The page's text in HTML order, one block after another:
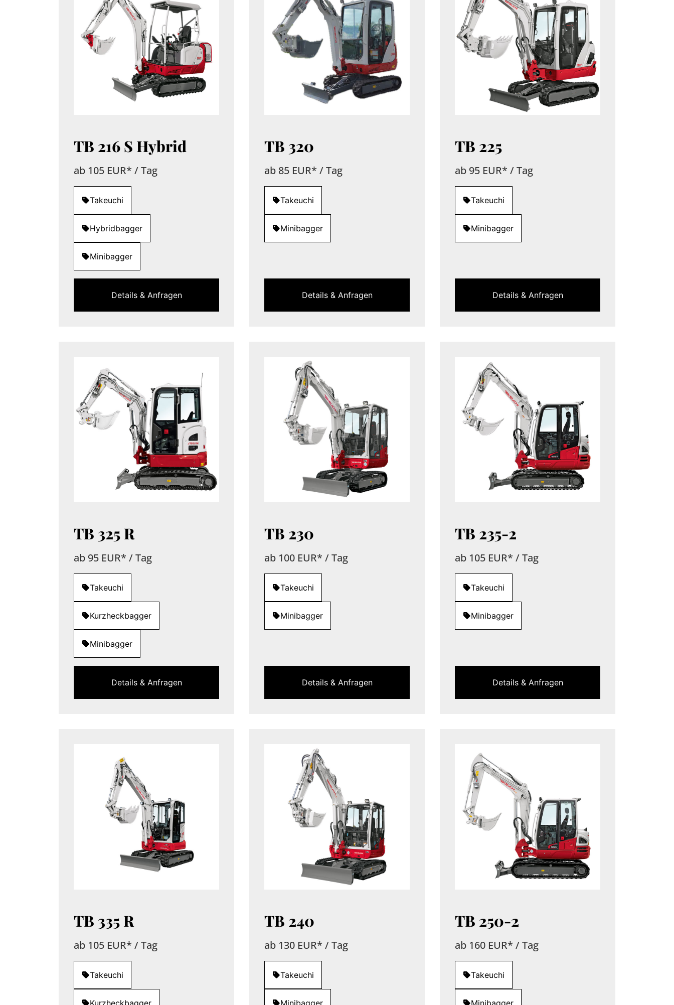
TB 216 S Hybrid
ab 105 EUR* / Tag
Takeuchi
Hybridbagger
Minibagger
Details & Anfragen
TB 320
ab 85 EUR* / Tag
Takeuchi
Minibagger
Details & Anfragen
TB 225
ab 95 EUR* / Tag
Takeuchi
Minibagger
Details & Anfragen
TB 325 R
ab 95 EUR* / Tag
Takeuchi
Kurzheckbagger
Minibagger
Details & Anfragen
TB 230
ab 100 EUR* / Tag
Takeuchi
Minibagger
Details & Anfragen
TB 235-2
ab 105 EUR* / Tag
Takeuchi
Minibagger
Details & Anfragen
TB 335 R
ab 105 EUR* / Tag
Takeuchi
Kurzheckbagger
TB 240
ab 130 EUR* / Tag
Takeuchi
Minibagger
TB 250-2
ab 160 EUR* / Tag
Takeuchi
Minibagger